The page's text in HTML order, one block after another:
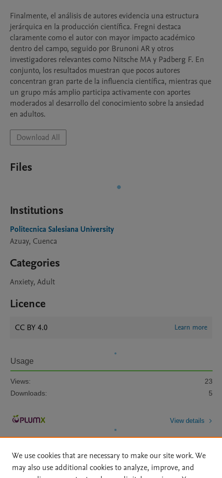
Finalmente, el análisis de autores evidencia una estructura
jerárquica en la producción científica. Fregni destaca
claramente como el autor con mayor impacto académico
dentro del campo, seguido por Brunoni AR y otros
investigadores relevantes como Nitsche MA y Padberg F. En
conjunto, los resultados muestran que pocos autores
concentran gran parte de la influencia científica, mientras que
un grupo más amplio participa activamente con aportes
moderados al desarrollo del conocimiento sobre la ansiedad
en adultos.
Download All
Files
Institutions
Politecnica Salesiana University
Azuay, Cuenca
Categories
Anxiety, Adult
Licence
CC BY 4.0 Learn more
Usage
Views:
23
Downloads:
5
View details
We use cookies that are necessary to make our site work. We
may also use additional cookies to analyze, improve, and